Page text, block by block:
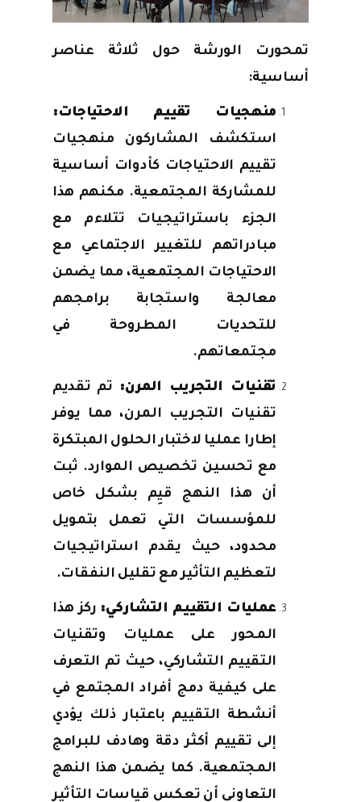
تمحورت الورشة حول ثلاثة عناصر
أساسية:
منهجيات تقييم الاحتياجات:
استكشف المشاركون منهجيات
تقييم الاحتياجات كأدوات أساسية
للمشاركة المجتمعية. مكنهم هذا
الجزء باستراتيجيات تتلاءم مع
مبادراتهم للتغيير الاجتماعي مع
الاحتياجات المجتمعية، مما يضمن
معالجة واستجابة برامجهم
للتحديات المطروحة في
مجتمعاتهم.
تقنيات التجريب المرن: تم تقديم
تقنيات التجريب المرن، مما يوفر
إطارا عمليا لاختبار الحلول المبتكرة
مع تحسين تخصيص الموارد. ثبت
أن هذا النهج قيِم بشكل خاص
للمؤسسات التي تعمل بتمويل
محدود، حيث يقدم استراتيجيات
لتعظيم التأثير مع تقليل النفقات.
عمليات التقييم التشاركي: ركز هذا
المحور على عمليات وتقنيات
التقييم التشاركي، حيث تم التعرف
على كيفية دمج أفراد المجتمع في
أنشطة التقييم باعتبار ذلك يؤدي
إلى تقييم أكثر دقة وهادف للبرامج
المجتمعية. كما يضمن هذا النهج
التعاوني أن تعكس قياسات التأثير